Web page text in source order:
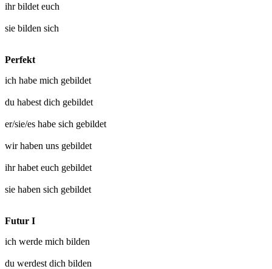
ihrbildet euch
sie bilden sich
Perfekt
ich habe mich gebildet
du habest dich gebildet
er/sie/es habe sich gebildet
wir haben uns gebildet
ihr habet euch gebildet
sie haben sich gebildet
Futur I
ich werde mich bilden
du werdest dich bilden